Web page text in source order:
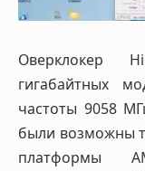
Оверклокер
гигабайтных
частоты 9058
были возможны
платформы